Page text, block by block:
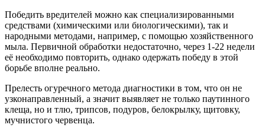
Победить вредителей можно как специализированными
средствами (химическими или биологическими), так и
народными методами, например, с помощью хозяйственного
мыла. Первичной обработки недостаточно, через 1-22 недели
её необходимо повторить, однако одержать победу в этой
борьбе вполне реально.
Прелесть огуречного метода диагностики в том, что он не
узконаправленный, а значит выявляет не только паутинного
клеща, но и тлю, трипсов, подуров, белокрылку, щитовку,
мучнистого червенца.